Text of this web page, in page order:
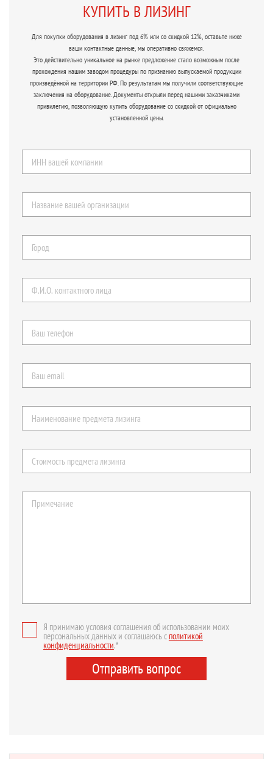
КУПИТЬ В ЛИЗИНГ
Для покупки оборудования в лизинг под 6% или со скидкой 12%, оставьте ниже
ваши контактные данные, мы оперативно свяжемся.
Это действительно уникальное на рынке предложение стало возможным после
прохождения нашим заводом процедуры по признанию выпускаемой продукции
произведённой на территории РФ. По результатам мы получили соответствующие
заключения на оборудование. Документы открыли перед нашими заказчиками
привилегию, позволяющую купить оборудование со скидкой от официально
установленной цены.
Я принимаю условия соглашения об использовании моих
персональных данных и соглашаюсь сполитикой
конфиденциальности.*
Отправить вопрос